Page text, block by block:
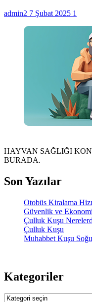
admin2 7 Şubat 2025 1
HAYVAN SAĞLIĞI
BURADA.
Son Yazılar
Otobüs Kiralama
Güvenlik ve
Çulluk Kuşu
Çulluk Kuşu
Muhabbet Kuşu
Kategoriler
Kategoriler